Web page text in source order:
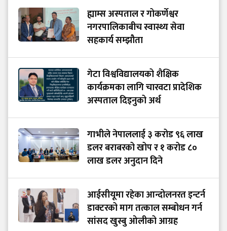
ह्याम्स अस्पताल र गोकर्णेश्वर
नगरपालिकाबीच स्वास्थ्य सेवा
सहकार्य सम्झौता
गेटा विश्वविद्यालयको शैक्षिक
कार्यक्रमका लागि चारवटा प्रादेशिक
अस्पताल दिइनुको अर्थ
गाभीले नेपाललाई ३ करोड ९६ लाख
डलर बराबरको खोप र १ करोड ८०
लाख डलर अनुदान दिने
आईसीयूमा रहेका आन्दोलनरत इन्टर्न
डाक्टरको माग तत्काल सम्बोधन गर्न
सांसद खुस्बु ओलीको आग्रह